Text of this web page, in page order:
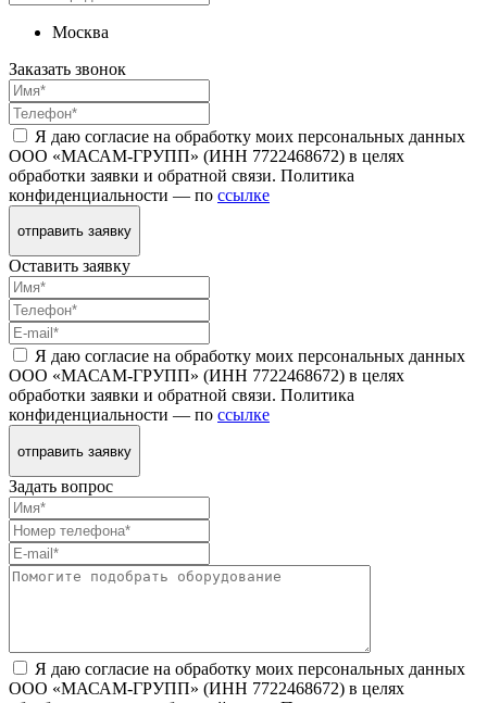
Москва
Заказать звонок
Я даю согласие на обработку моих персональных данных
ООО «МАСАМ-ГРУПП» (ИНН 7722468672) в целях
обработки заявки и обратной связи. Политика
конфиденциальности — по ссылке
отправить заявку
Оставить заявку
Я даю согласие на обработку моих персональных данных
ООО «МАСАМ-ГРУПП» (ИНН 7722468672) в целях
обработки заявки и обратной связи. Политика
конфиденциальности — по ссылке
отправить заявку
Задать вопрос
Я даю согласие на обработку моих персональных данных
ООО «МАСАМ-ГРУПП» (ИНН 7722468672) в целях